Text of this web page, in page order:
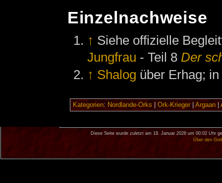
Einzelnachweise
↑ Siehe offizielle
Jungfrau - Teil 8 Der
↑ Shalog über Erhag;
Kategorien: Nordlande-Orks Ork-Krieger| Argaan|
Diese Seite wurde zuletzt am 18. Januar 2026 um 00:02 Uhr
Über den